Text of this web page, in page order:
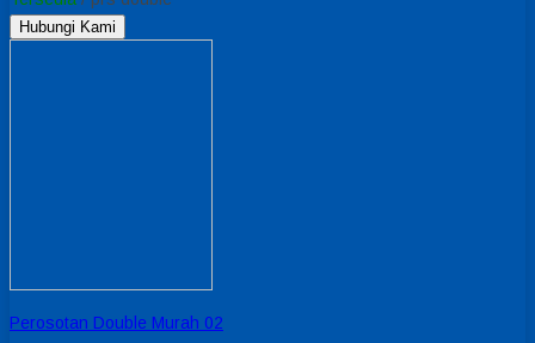
Hubungi Kami
Perosotan Double Murah 02